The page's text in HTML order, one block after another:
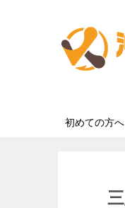
初めての方へ